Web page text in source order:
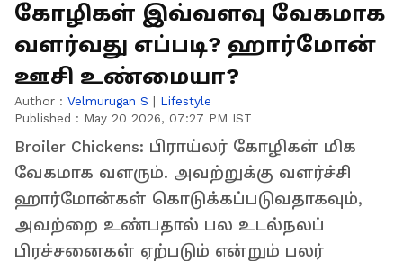
கோழிகள் இவ்வளவு வேகமாக
வளர்வது எப்படி? ஹார்மோன்
ஊசி உண்மையா?
Author : Velmurugan S | Lifestyle
Published : May 20 2026, 07:27 PM IST
Broiler Chickens: பிராய்லர் கோழிகள் மிக
வேகமாக வளரும். அவற்றுக்கு வளர்ச்சி
ஹார்மோன்கள் கொடுக்கப்படுவதாகவும்,
அவற்றை உண்பதால் பல உடல்நலப்
பிரச்சனைகள் ஏற்படும் என்றும் பலர்